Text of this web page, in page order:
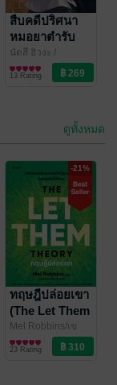
und I cried
and
different
loved them,
- thank you
สืบคดีปริศนา
หมอยาตำรับ
โคมแดง 15
(ฉบับนิยาย)
นัตสึ ฮิวงะ /
PHOENIX NEXT
ไลท์โนเวล
13 Rating
ดูทั้งหมด
-21%
ทฤษฎีปล่อยเขา
(The Let Them
Theory)
Mel Robbins/เข
มลักขณ์ ดีประวัติ /
Amarin How to
พัฒนาตนเอง
23 Rating